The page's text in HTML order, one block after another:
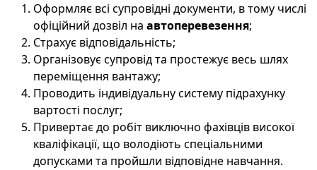
Оформляє всі супровідні документи, в тому числі
офіційний дозвіл на автоперевезення;
Страхує відповідальність;
Організовує супровід та простежує весь шлях
переміщення вантажу;
Проводить індивідуальну систему підрахунку
вартості послуг;
Привертає до робіт виключно фахівців високої
кваліфікації, що володіють спеціальними
допусками та пройшли відповідне навчання.